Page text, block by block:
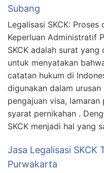
Subang
Legalisasi SKCK:
Keperluan Administratif
SKCK adalah surat
untuk menyatakan
catatan hukum di
digunakan dalam
pengajuan visa,
syarat pernikahan .
SKCK menjadi hal yang
Jasa Legalisasi SKCK
Purwakarta